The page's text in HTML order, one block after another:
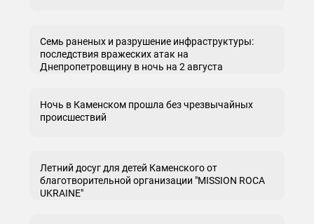
Семь раненых и разрушение инфраструктуры:
последствия вражеских атак на
Днепропетровщину в ночь на 2 августа
Ночь в Каменском прошла без чрезвычайных
происшествий
Летний досуг для детей Каменского от
благотворительной организации "MISSION ROCA
UKRAINE"